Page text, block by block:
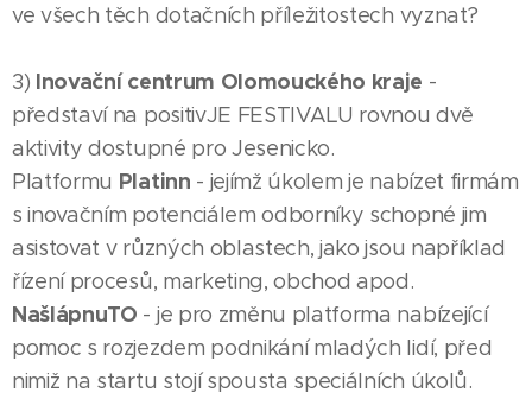
ve všech těch dotačních příležitostech vyznat?
3) Inovační centrum Olomouckého kraje -
představí na positivJE FESTIVALU rovnou dvě
aktivity dostupné pro Jesenicko.
Platformu Platinn - jejímž úkolem je nabízet firmám
s inovačním potenciálem odborníky schopné jim
asistovat v různých oblastech, jako jsou například
řízení procesů, marketing, obchod apod.
NašlápnuTO - je pro změnu platforma nabízející
pomoc s rozjezdem podnikání mladých lidí, před
nimiž na startu stojí spousta speciálních úkolů.